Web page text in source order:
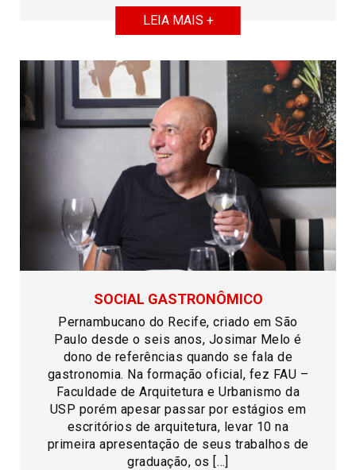
LEIA MAIS +
SOCIAL GASTRONÔMICO
Pernambucano do Recife, criado em São
Paulo desde o seis anos, Josimar Melo é
dono de referências quando se fala de
gastronomia. Na formação oficial, fez FAU –
Faculdade de Arquitetura e Urbanismo da
USP porém apesar passar por estágios em
escritórios de arquitetura, levar 10 na
primeira apresentação de seus trabalhos de
graduação, os […]